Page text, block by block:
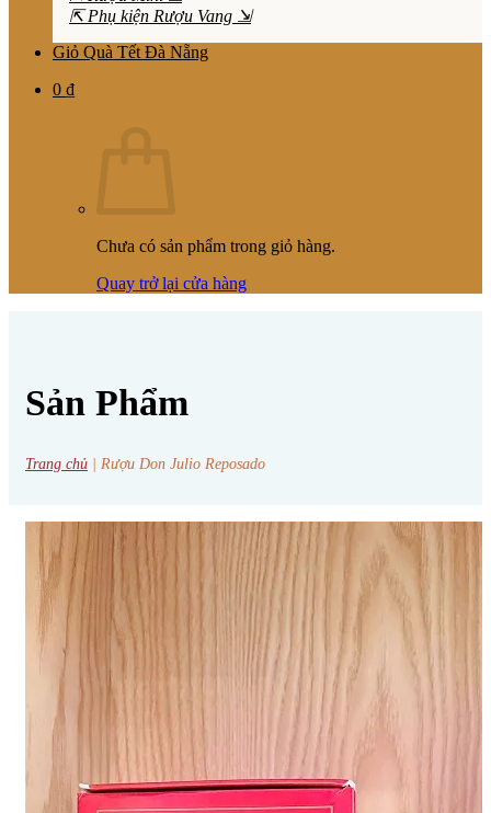
⇱ Phụ kiện Rượu Vang ⇲
Giỏ Quà Tết Đà Nẵng
0 ₫
Chưa có sản phẩm trong giỏ hàng.
Quay trở lại cửa hàng
Sản Phẩm
Trang chủ Rượu Don Julio Reposado